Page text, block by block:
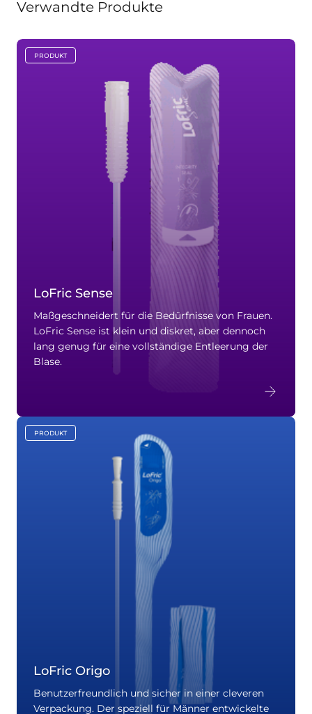
Verwandte Produkte
LoFric Sense
key:global.content-type:
PRODUKT
Maßgeschneidert für die Bedürfnisse von Frauen.
LoFric Sense ist klein und diskret, aber dennoch
lang genug für eine vollständige Entleerung der
Blase.
LoFric Origo
key:global.content-type:
PRODUKT
Benutzerfreundlich und sicher in einer cleveren
Verpackung. Der speziell für Männer entwickelte